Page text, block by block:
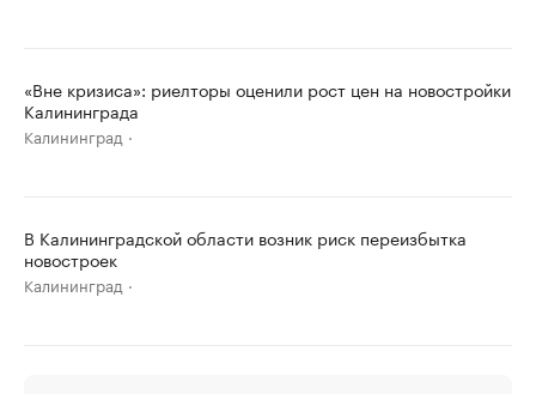
«Вне кризиса»: риелторы оценили рост цен на новостройки
Калининграда
Калининград
В Калининградской области возник риск переизбытка
новостроек
Калининград